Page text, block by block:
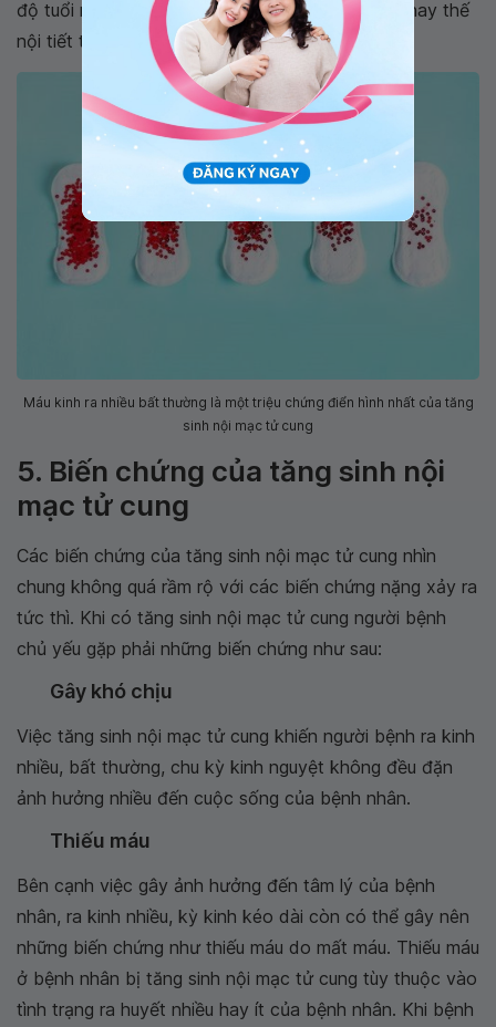
độ tuổi mãn kinh không có sử dụng các thuốc thay thế
nội tiết thì nghi ngờ dày nội mạc tử cung.
Máu kinh ra nhiều bất thường là một triệu chứng điển hình nhất của tăng
sinh nội mạc tử cung
5. Biến chứng của tăng sinh nội
mạc tử cung
Các biến chứng của tăng sinh nội mạc tử cung nhìn
chung không quá rầm rộ với các biến chứng nặng xảy ra
tức thì. Khi có tăng sinh nội mạc tử cung người bệnh
chủ yếu gặp phải những biến chứng như sau:
Gây khó chịu
Việc tăng sinh nội mạc tử cung khiến người bệnh ra kinh
nhiều, bất thường, chu kỳ kinh nguyệt không đều đặn
ảnh hưởng nhiều đến cuộc sống của bệnh nhân.
Thiếu máu
Bên cạnh việc gây ảnh hưởng đến tâm lý của bệnh
nhân, ra kinh nhiều, kỳ kinh kéo dài còn có thể gây nên
những biến chứng như thiếu máu do mất máu. Thiếu máu
ở bệnh nhân bị tăng sinh nội mạc tử cung tùy thuộc vào
tình trạng ra huyết nhiều hay ít của bệnh nhân. Khi bệnh